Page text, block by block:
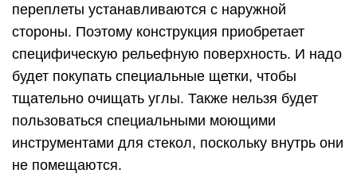
переплеты устанавливаются с наружной
стороны. Поэтому конструкция приобретает
специфическую рельефную поверхность. И надо
будет покупать специальные щетки, чтобы
тщательно очищать углы. Также нельзя будет
пользоваться специальными моющими
инструментами для стекол, поскольку внутрь они
не помещаются.